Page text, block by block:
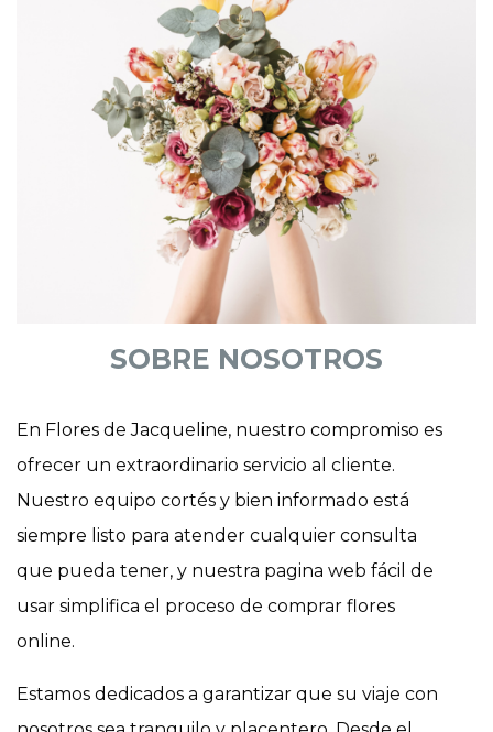
SOBRE NOSOTROS
En Flores de Jacqueline, nuestro compromiso es
ofrecer un extraordinario servicio al cliente.
Nuestro equipo cortés y bien informado está
siempre listo para atender cualquier consulta
que pueda tener, y nuestra pagina web fácil de
usar simplifica el proceso de comprar flores
online.
Estamos dedicados a garantizar que su viaje con